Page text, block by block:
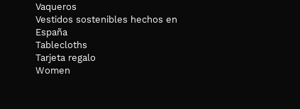
Vaqueros
Vestidos sostenibles hechos en
España
Tablecloths
Tarjeta regalo
Women